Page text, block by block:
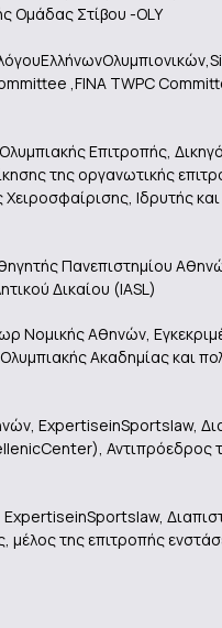
Ομάδας Στίβου -OLY
,FINA TWPC
Επιτροπής,
της οργανωτικής
Ιδρυτής
Πανεπιστημίου
Δικαίου (IASL)
Νομικής Αθηνών,
Ακαδημίας και
ExpertiseinSportslaw,
Αντιπρόεδρος
ExpertiseinSportslaw,
μέλος της επιτροπής